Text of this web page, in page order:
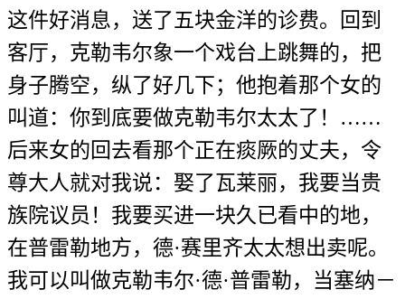
这件好消息，送了五块金洋的诊费。回到
客厅，克勒韦尔象一个戏台上跳舞的，把
身子腾空，纵了好几下；他抱着那个女的
叫道：你到底要做克勒韦尔太太了！……
后来女的回去看那个正在痰厥的丈夫，令
尊大人就对我说：娶了瓦莱丽，我要当贵
族院议员！我要买进一块久已看中的地，
在普雷勒地方，德·赛里齐太太想出卖呢。
我可以叫做克勒韦尔·德·普雷勒，当塞纳－